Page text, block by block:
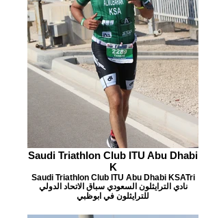
Saudi Triathlon Club ITU Abu Dhabi
K
Saudi Triathlon Club ITU Abu Dhabi KSATri
نادي الترايثلون السعودي سباق الاتحاد الدولي
للترايثلون في ابوظبي